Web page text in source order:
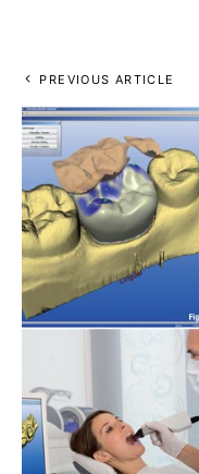
PREVIOUS ARTICLE